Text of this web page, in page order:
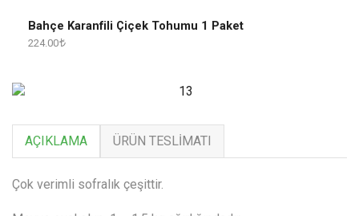
Bahçe Karanfili Çiçek Tohumu 1 Paket
224.00
AÇIKLAMA ÜRÜN TESLIMATI
Çok verimli sofralık çeşittir.